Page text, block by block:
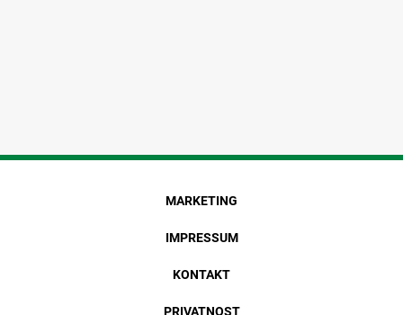
MARKETING
IMPRESSUM
KONTAKT
PRIVATNOST